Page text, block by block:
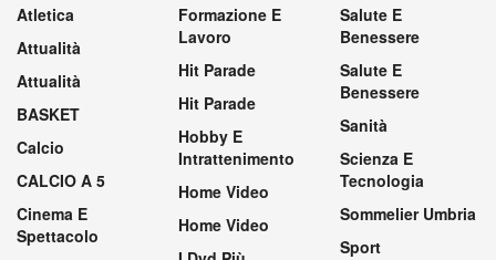
Atletica
Attualità
Attualità
BASKET
Calcio
CALCIO A 5
Cinema E
Spettacolo
Formazione E
Lavoro
Hit Parade
Hit Parade
Hobby E
Intrattenimento
Home Video
Home Video
Salute E
Benessere
Salute E
Benessere
Sanità
Scienza E
Tecnologia
Sommelier Umbria
Sport